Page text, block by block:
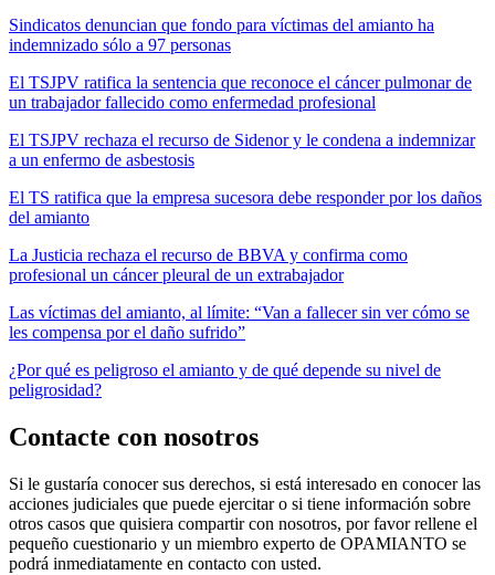
Sindicatos denuncian que fondo para víctimas del amianto ha
indemnizado sólo a 97 personas
El TSJPV ratifica la sentencia que reconoce el cáncer pulmonar de
un trabajador fallecido como enfermedad profesional
El TSJPV rechaza el recurso de Sidenor y le condena a indemnizar
a un enfermo de asbestosis
El TS ratifica que la empresa sucesora debe responder por los daños
del amianto
La Justicia rechaza el recurso de BBVA y confirma como
profesional un cáncer pleural de un extrabajador
Las víctimas del amianto, al límite: “Van a fallecer sin ver cómo se
les compensa por el daño sufrido”
¿Por qué es peligroso el amianto y de qué depende su nivel de
peligrosidad?
Contacte con nosotros
Si le gustaría conocer sus derechos, si está interesado en conocer las
acciones judiciales que puede ejercitar o si tiene información sobre
otros casos que quisiera compartir con nosotros, por favor rellene el
pequeño cuestionario y un miembro experto de OPAMIANTO se
podrá inmediatamente en contacto con usted.